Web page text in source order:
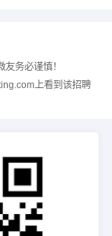
务必谨慎！
上看到该招聘